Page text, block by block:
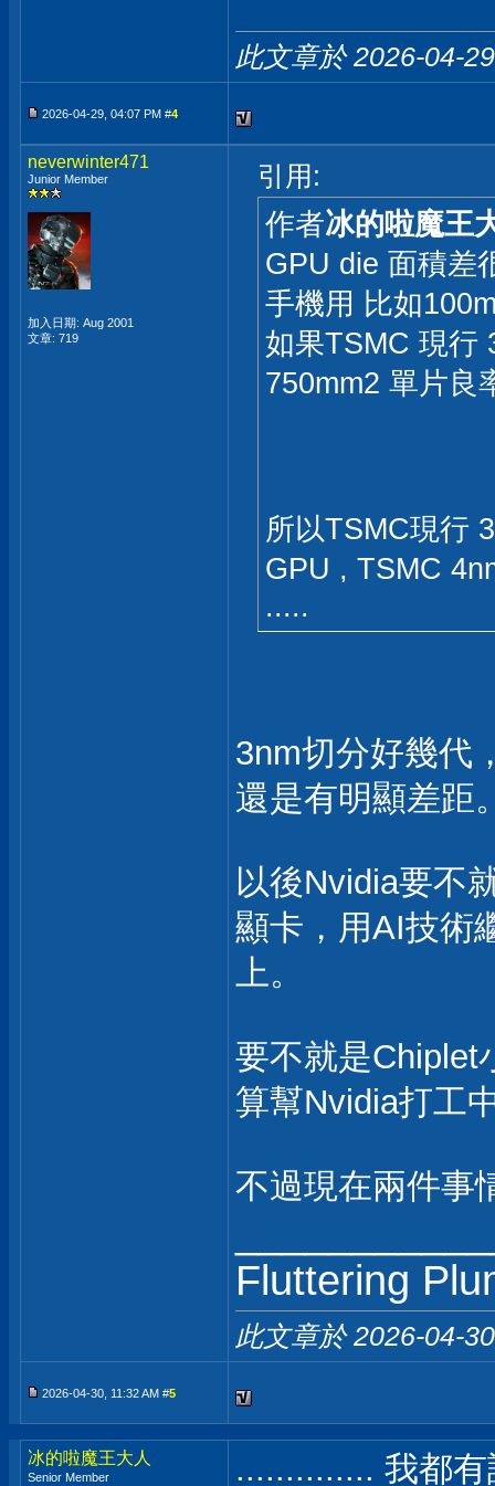
此文章於 2026-04-
2026-04-29, 04:07 PM #4
neverwinter471
Junior Member
加入日期: Aug 2001
文章: 719
引用:
作者冰的啦魔王
GPU die 面積差
手機用 比如
如果TSMC 現行
750mm2 單片良
所以TSMC現行
GPU , TSMC
.....
3nm切分好幾代
還是有明顯差距
以後Nvidia要不
顯卡，用AI技術
上。
要不就是Chiplet
算幫Nvidia打工
不過現在兩件事
Fluttering
此文章於 2026-04-
2026-04-30, 11:32 AM #5
冰的啦魔王大人
Senior Member .............. 我都